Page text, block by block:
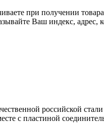
при получении
Ваш индекс, адрес,
российской
с пластиной